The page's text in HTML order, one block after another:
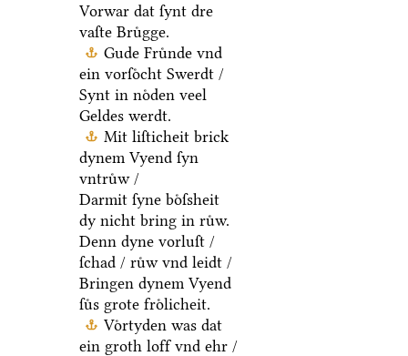
Vorwar dat ſynt dre
vaſte Bruͤgge.
Gude Fruͤnde vnd
ein vorſoͤcht Swerdt /
Synt in noͤden veel
Geldes werdt.
Mit liſticheit brick
dynem Vyend ſyn
vntruͤw /
Darmit ſyne boͤſsheit
dy nicht bring in ruͤw.
Denn dyne vorluſt /
ſchad / ruͤw vnd leidt /
Bringen dynem Vyend
ſuͤs grote froͤlicheit.
Voͤrtyden was dat
ein groth loff vnd ehr /